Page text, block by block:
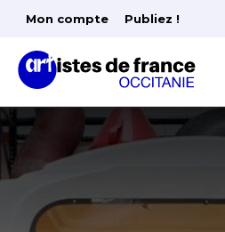
Mon compte Publiez !